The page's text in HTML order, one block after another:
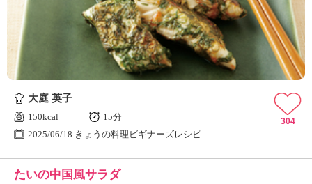
大庭 英子
150kcal
15分
2025/06/18 きょうの料理ビギナーズレシピ
304
たいの中国風サラダ